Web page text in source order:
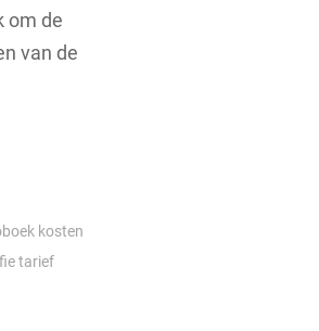
om de
van de
kosten
tarief